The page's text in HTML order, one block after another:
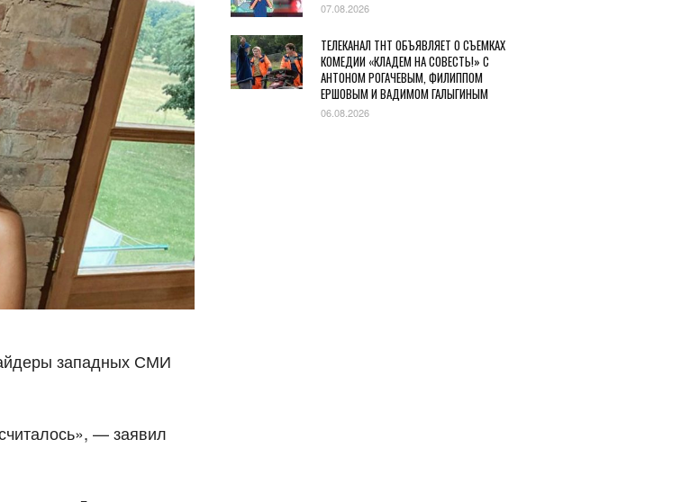
западных СМИ
— заявил
07.08.2026
ТЕЛЕКАНАЛ ТНТ ОБЪЯВЛЯЕТ О СЪЕМКАХ
КОМЕДИИ «КЛАДЕМ НА СОВЕСТЬ!» С
АНТОНОМ РОГАЧЕВЫМ, ФИЛИППОМ
ЕРШОВЫМ И ВАДИМОМ ГАЛЫГИНЫМ
06.08.2026